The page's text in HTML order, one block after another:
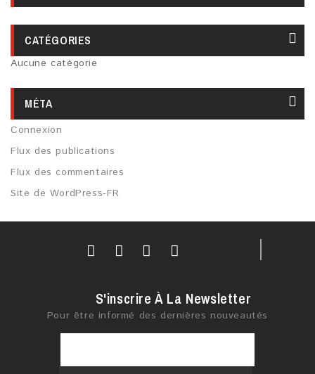
CATÉGORIES
Aucune catégorie
MÉTA
Connexion
Flux des publications
Flux des commentaires
Site de WordPress-FR
S'inscrire À La Newsletter
Pour être informé des dernières nouveautés